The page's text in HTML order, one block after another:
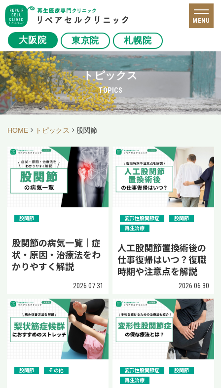
大阪院 東京院 札幌院
MENU
トピックス
TOPICS
HOME トピックス 股関節
股関節
股関節の病気一覧｜症
状・原因・治療法をわ
かりやすく解説
2026.07.31
変形性股関節症
股関節
再生治療
人工股関節置換術後の
仕事復帰はいつ？復職
時期や注意点を解説
2026.06.30
股関節 その他 変形性股関節症
股関節
再生治療